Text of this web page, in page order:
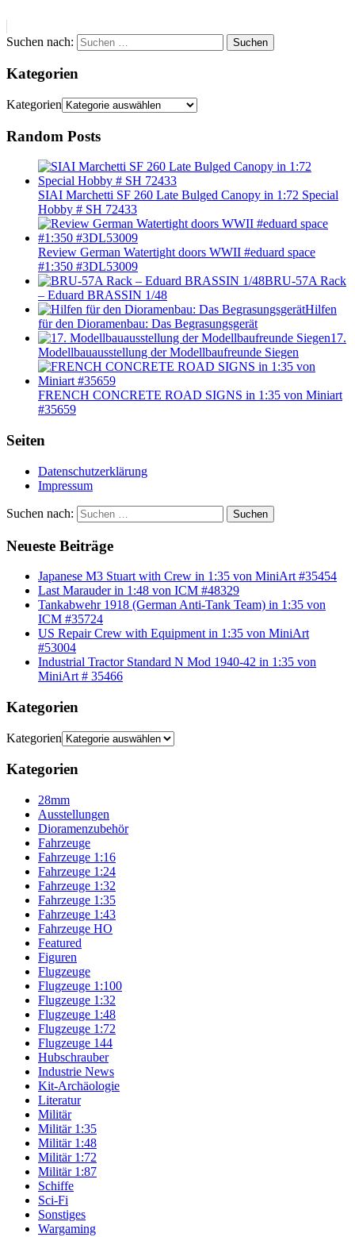
Suchen nach: Suchen
Kategorien
Kategorien
Random Posts
SIAI Marchetti SF 260 Late Bulged Canopy in 1:72 Special
Hobby # SH 72433
Review German Watertight doors WWII #eduard space
#1:350 #3DL53009
BRU-57A Rack
– Eduard BRASSIN 1/48
Hilfen
für den Dioramenbau: Das Begrasungsgerät
17.
Modellbauausstellung der Modellbaufreunde Siegen
FRENCH CONCRETE ROAD SIGNS in 1:35 von Miniart
#35659
Seiten
Datenschutzerklärung
Impressum
Suchen nach: Suchen
Neueste Beiträge
Japanese M3 Stuart with Crew in 1:35 von MiniArt #35454
Last Marauder in 1:48 von ICM #48329
Tankabwehr 1918 (German Anti-Tank Team) in 1:35 von
ICM #35724
US Repair Crew with Equipment in 1:35 von MiniArt
#53004
Industrial Tractor Standard N Mod 1940-42 in 1:35 von
MiniArt # 35466
Kategorien
Kategorien
Kategorien
28mm
Ausstellungen
Dioramenzubehör
Fahrzeuge
Fahrzeuge 1:16
Fahrzeuge 1:24
Fahrzeuge 1:32
Fahrzeuge 1:35
Fahrzeuge 1:43
Fahrzeuge HO
Featured
Figuren
Flugzeuge
Flugzeuge 1:100
Flugzeuge 1:32
Flugzeuge 1:48
Flugzeuge 1:72
Flugzeuge 144
Hubschrauber
Industrie News
Kit-Archäologie
Literatur
Militär
Militär 1:35
Militär 1:48
Militär 1:72
Militär 1:87
Schiffe
Sci-Fi
Sonstiges
Wargaming